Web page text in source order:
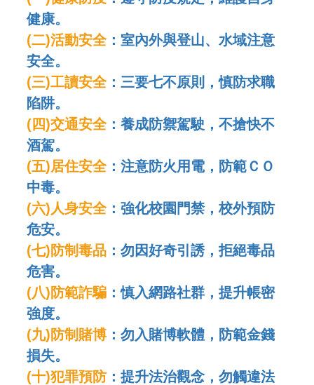
健康。
(二)活動安全： 室內外與登山、水域注意
安全。
(三)工讀安全： 三要七不原則，慎防求職
陷阱。
(四)交通安全： 養成防禦駕駛，不搶快不
酒駕。
(五)居住安全： 注意防火用電，防範ＣＯ
中毒。
(六) 人身安全： 強化校園門禁，校外預防
危安。
(七)防制毒品 ： 勿因好奇引誘，拒絕毒品
危害。
(八)防範詐騙 ：慎入網路社群，提升帳密
強度。
(九)防制賭博 ： 勿入賭博軟體，防範金錢
損失。
(十)犯罪預防： 提升法治觀念，勿觸違法